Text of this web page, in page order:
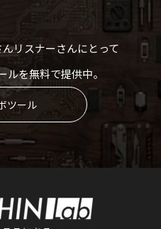
リスナーさんにとって
を無料で提供中。
ツール